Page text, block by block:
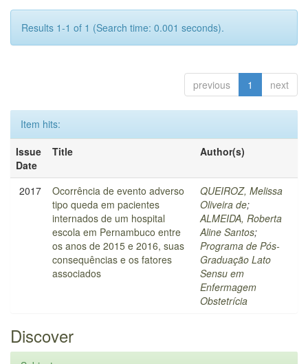
Results 1-1 of 1 (Search time: 0.001 seconds).
previous 1 next
Item hits:
Issue
Date
Title Author(s)
2017
Ocorrência de evento adverso
tipo queda em pacientes
internados de um hospital
escola em Pernambuco entre
os anos de 2015 e 2016, suas
consequências e os fatores
associados
QUEIROZ, Melissa
Oliveira de;
ALMEIDA, Roberta
Aline Santos;
Programa de Pós-
Graduação Lato
Sensu em
Enfermagem
Obstetrícia
Discover